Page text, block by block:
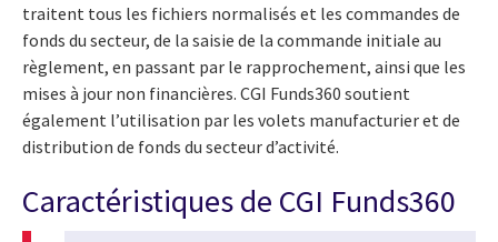
traitent tous les fichiers normalisés et les commandes de
fonds du secteur, de la saisie de la commande initiale au
règlement, en passant par le rapprochement, ainsi que les
mises à jour non financières. CGI Funds360 soutient
également l’utilisation par les volets manufacturier et de
distribution de fonds du secteur d’activité.
Caractéristiques de CGI Funds360